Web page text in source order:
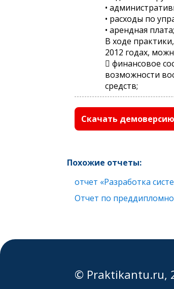
•
• расходы по
• арендная плата;
В ходе
2012 годах,
 финансовое
возможности
средств;
Скачать демоверсию
Похожие отчеты:
отчет «Разработка
Отчет по
© Praktikantu.ru,